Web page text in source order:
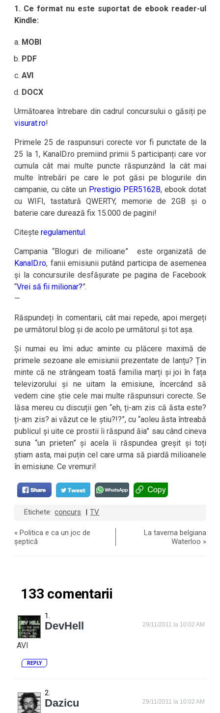
1. Ce format nu este suportat de ebook reader-ul
Kindle:
MOBI
PDF
AVI
DOCX
Următoarea întrebare din cadrul concursului o găsiți pe
visurat.ro!
Primele 25 de raspunsuri corecte vor fi punctate de la
25 la 1, KanalD.ro premiind primii 5 participanți care vor
cumula cât mai multe puncte răspunzând la cât mai
multe întrebări pe care le pot găsi pe blogurile din
campanie, cu câte un Prestigio PER5162B, ebook dotat
cu WIFI, tastatură QWERTY, memorie de 2GB și o
baterie care durează fix 15.000 de pagini!
Citeșteregulamentul.
Campania “Bloguri de milioane” este organizată de
KanalD.ro, fanii emisiunii putând participa de asemenea
și la concursurile desfășurate pe pagina de Facebook
“Vrei să fii milionar?”.
—
Răspundeți în comentarii, cât mai repede, apoi mergeți
pe următorul blog și de acolo pe următorul și tot așa.
Și numai eu îmi aduc aminte cu plăcere maximă de
primele sezoane ale emisiunii prezentate de Ianțu? Țin
minte că ne strângeam toată familia marți și joi în fața
televizorului și ne uitam la emisiune, încercând să
vedem cine știe cele mai multe răspunsuri corecte. Se
lăsa mereu cu discuții gen “eh, ți-am zis că ăsta este?
ți-am zis? ai văzut ce le știu?!?”, cu “aoleu ăsta întreabă
publicul și uite ce prostii îi răspund ăia” sau când cineva
suna “un prieten” și acela îi răspundea greșit și toți
știam asta, mai puțin cel care urma să piardă milioanele
în emisiune. Ce vremuri!
Etichete: concurs TV
«Politica e ca un joc de
șeptică
La taverna belgiana
Waterloo »
133 comentarii
DevHell 29/11/2011 la 10:02 AM
AVI
REPLY
Dazicu 29/11/2011 la 10:02 AM